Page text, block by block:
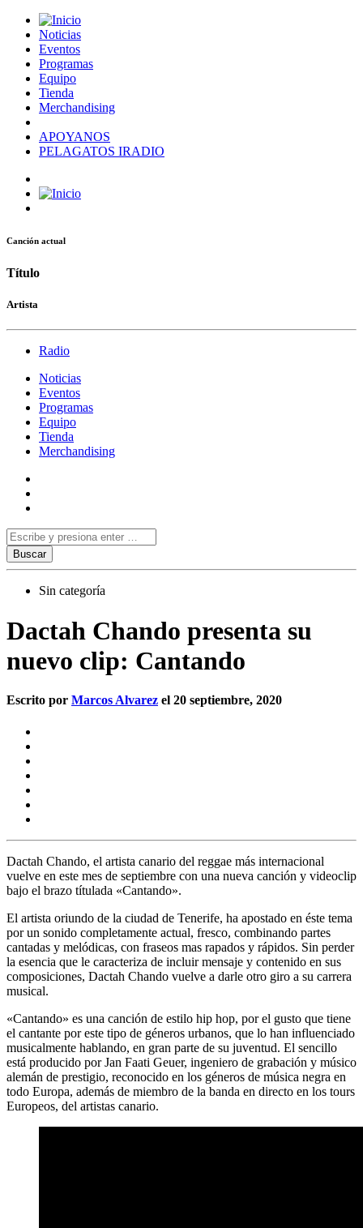
Noticias
Eventos
Programas
Equipo
Tienda
Merchandising
APOYANOS
PELAGATOS IRADIO
Canción actual
Título
Artista
Radio
Noticias
Eventos
Programas
Equipo
Tienda
Merchandising
Sin categoría
Dactah Chando presenta su
nuevo clip: Cantando
Escrito por Marcos Alvarez el 20 septiembre, 2020
Dactah Chando, el artista canario del reggae más internacional
vuelve en este mes de septiembre con una nueva canción y videoclip
bajo el brazo títulada «Cantando».
El artista oriundo de la ciudad de Tenerife, ha apostado en éste tema
por un sonido completamente actual, fresco, combinando partes
cantadas y melódicas, con fraseos mas rapados y rápidos. Sin perder
la esencia que le caracteriza de incluir mensaje y contenido en sus
composiciones, Dactah Chando vuelve a darle otro giro a su carrera
musical.
«Cantando» es una canción de estilo hip hop, por el gusto que tiene
el cantante por este tipo de géneros urbanos, que lo han influenciado
musicalmente hablando, en gran parte de su juventud. El sencillo
está producido porJan Faati Geuer, ingeniero de grabación y músico
alemán de prestigio, reconocido en los géneros de música negra en
todo Europa, además de miembro de la banda en directo en los tours
Europeos, del artistas canario.